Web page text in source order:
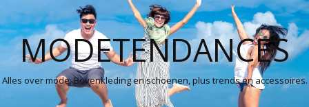
MODETENDANCES
Alles over mode. Bovenkleding en schoenen, plus trends en accessoires.